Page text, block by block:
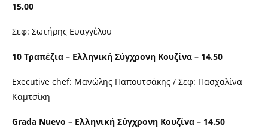
15.00
Σεφ: Σωτήρης Ευαγγέλου
10 Τραπέζια – Ελληνική Σύγχρονη Κουζίνα – 14.50
Executive chef: Μανώλης Παπουτσάκης / Σεφ: Πασχαλίνα
Καμτσίκη
Grada Nuevo – Ελληνική Σύγχρονη Κουζίνα – 14.50